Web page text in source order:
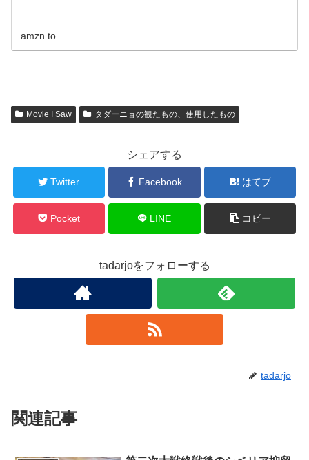
amzn.to
Movie I Saw タダーニョの観たもの、使用したもの
シェアする
Twitter Facebook はてブ
Pocket LINE コピー
tadarjoをフォローする
tadarjo
関連記事